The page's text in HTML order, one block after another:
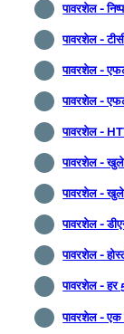
पावरशेल -
पावरशेल -
पावरशेल -
पावरशेल -
पावरशेल -
पावरशेल - खुले
पावरशेल - खुले
पावरशेल -
पावरशेल -
पावरशेल - हर
पावरशेल - एक